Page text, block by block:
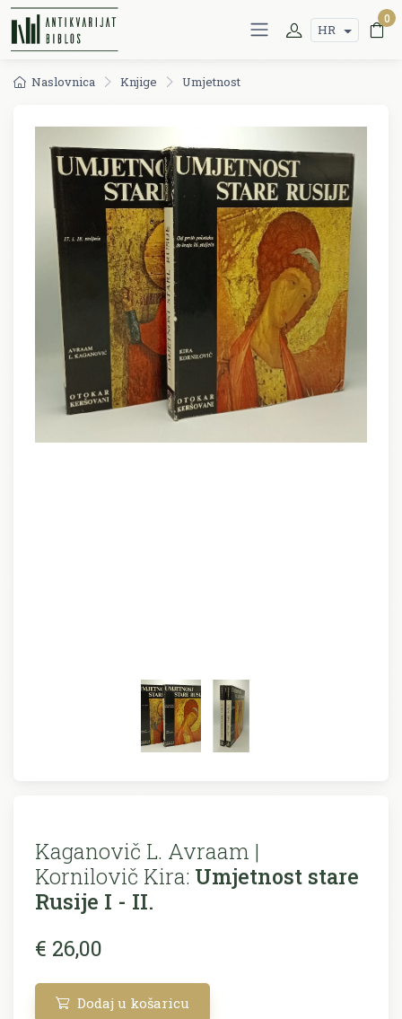
HR
0
Naslovnica Knjige Umjetnost
Kaganovič L. Avraam |
Kornilovič Kira: Umjetnost stare
Rusije I - II.
€ 26,00
Dodaj u košaricu